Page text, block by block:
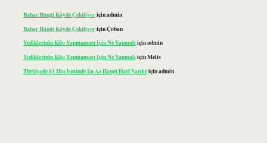
Bahar Hangi Köyde Çekiliyoriçinadmin
Bahar Hangi Köyde ÇekiliyoriçinÇoban
Yediklerinin Kilo Yapmaması Için Ne Yapmalıiçinadmin
Yediklerinin Kilo Yapmaması Için Ne YapmalıiçinMelis
Türkiyede 81 Ilin Isminde En Az Hangi Harf Vardıriçinadmin